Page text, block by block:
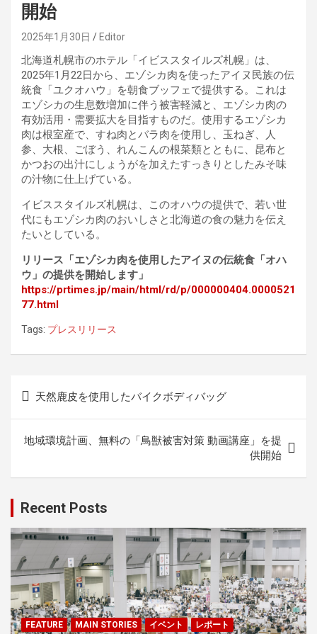
開始
2025年1月30日 Editor
北海道札幌市のホテル「イビススタイルズ札幌」は、
2025年1月22日から、エゾシカ肉を使ったアイヌ民族の伝
統食「ユクオハウ」を朝食ブッフェで提供する。これは
エゾシカの生息数増加に伴う被害軽減と、エゾシカ肉の
有効活用・需要拡大を目指すものだ。使用するエゾシカ
肉は根室産で、すね肉とバラ肉を使用し、玉ねぎ、人
参、大根、ごぼう、れんこんの根菜類とともに、昆布と
かつおの出汁にしょうがを加えたすっきりとしたみそ味
の汁物に仕上げている。
イビススタイルズ札幌は、このオハウの提供で、若い世
代にもエゾシカ肉のおいしさと北海道の食の魅力を伝え
たいとしている。
リリース「エゾシカ肉を使用したアイヌの伝統食「オハ
ウ」の提供を開始します」
https://prtimes.jp/main/html/rd/p/000000404.0000521
77.html
Tags: プレスリリース
ナ
ゲ
ー
シ
ョ
ン
天然鹿皮を使用したバイクボディバッグ
地域環境計画、無料の「鳥獣被害対策 動画講座」を提
供開始
Recent Posts
FEATURE MAIN STORIES イベント レポート